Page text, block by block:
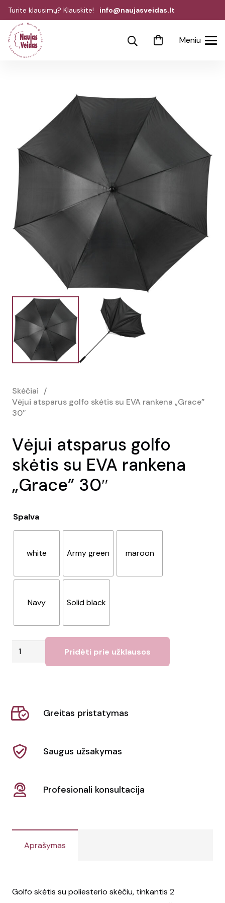
Turite klausimų? Klauskite! info@naujasveidas.lt
Meniu
Skėčiai /
Vėjui atsparus golfo skėtis su EVA rankena „Grace”
30″
Vėjui atsparus golfo
skėtis su EVA rankena
„Grace” 30″
Spalva
white Army green maroon
Navy Solid black
produkto
skėtis
EVA
rankena
30"
Pridėti prie užklausos
Greitas pristatymas
Saugus užsakymas
Profesionali konsultacija
Aprašymas
Golfo skėtis su poliesterio skėčiu, tinkantis 2